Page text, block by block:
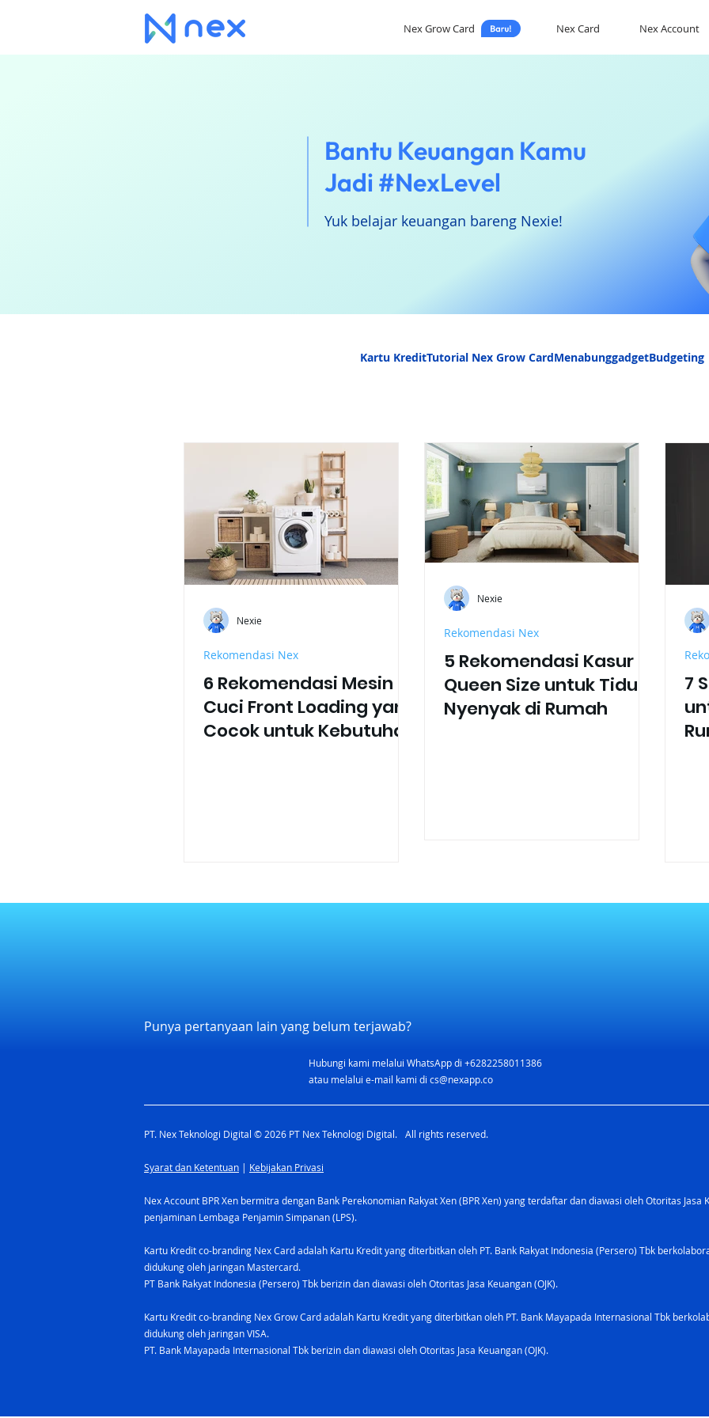
Nex Grow Card Nex Card Nex Account
Bantu Keuangan Kamu
Jadi #NexLevel
Yuk belajar keuangan bareng Nexie!
Kartu KreditTutorial Nex Grow CardMenabunggadgetBudgeting
6 Rekomendasi Mesin
Cuci Front Loading yang
Cocok untuk Kebutuhan
Rekomendasi Nex
Nexie
5 Rekomendasi Kasur
Queen Size untuk Tidur
Nyenyak di Rumah
Rekomendasi Nex
Nexie
7
Punya pertanyaan lain yang belum terjawab?
Hubungi kami melalui WhatsApp di +6282258011386
atau melalui e-mail kami di cs@nexapp.co
PT. Nex Teknologi Digital © 2026 PT Nex Teknologi Digital. All rights reserved.
Syarat dan Ketentuan | Kebijakan Privasi
Nex Account BPR Xen bermitra dengan Bank Perekonomian Rakyat Xen (BPR Xen) yang terdaftar dan diawasi oleh Otoritas Jasa
penjaminan Lembaga Penjamin Simpanan (LPS).
Kartu Kredit co-branding Nex Card adalah Kartu Kredit yang diterbitkan oleh PT. Bank Rakyat Indonesia (Persero) Tbk
didukung oleh jaringan Mastercard.
PT Bank Rakyat Indonesia (Persero) Tbk berizin dan diawasi oleh Otoritas Jasa Keuangan (OJK).
Kartu Kredit co-branding Nex Grow Card adalah Kartu Kredit yang diterbitkan oleh PT. Bank Mayapada Internasional Tbk
didukung oleh jaringan VISA.
PT. Bank Mayapada Internasional Tbk berizin dan diawasi oleh Otoritas Jasa Keuangan (OJK).